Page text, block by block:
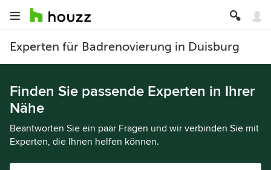
Experten für Badrenovierung in Duisburg
Finden Sie passende Experten in Ihrer
Nähe
Beantworten Sie ein paar Fragen und wir verbinden Sie mit
Experten, die Ihnen helfen können.